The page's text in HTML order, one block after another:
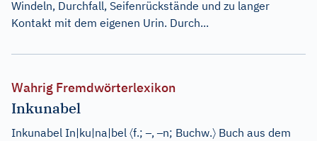
Windeln, Durchfall, Seifenrückstände und zu langer
Kontakt mit dem eigenen Urin. Durch...
Wahrig Fremdwörterlexikon
Inkunabel
Inkunabel In|ku|na|bel 〈f.;–,–n; Buchw.〉 Buch aus dem